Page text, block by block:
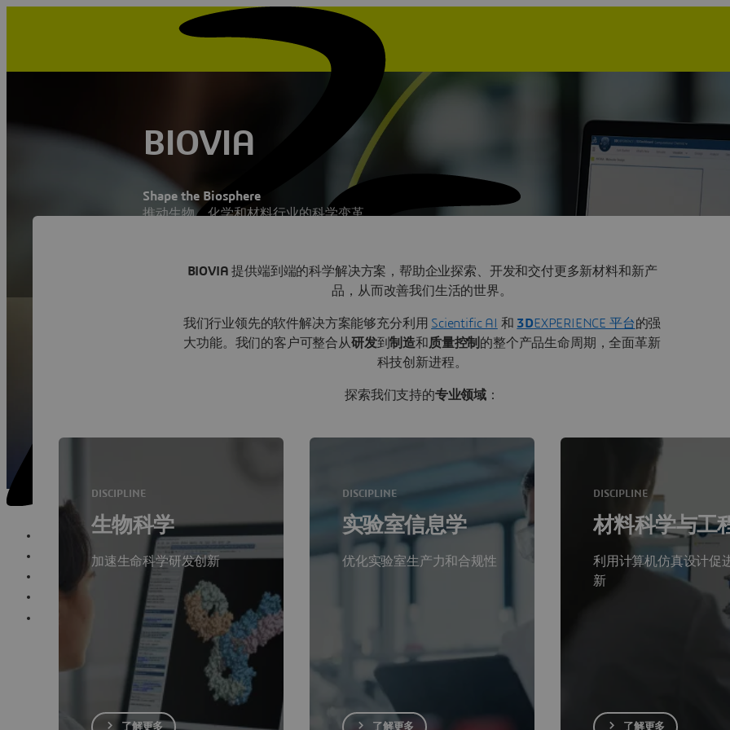
特色主题
产品组合
社区
BIOVIA
Shape the Biosphere
推动生物、化学和材料行业的科学变革
BIOVIA 提供端到端的科学解决方案，帮助企业探索、开发和交付更多新材料和新产
品，从而改善我们生活的世界。
我们行业领先的软件解决方案能够充分利用 Scientific AI 和 3DEXPERIENCE 平台的强
大功能。 我们的客户可整合从研发到制造和 质量控制 的整个产品生命周期，全面革新
科技创新进程。
探索我们支持的专业领域 ：
DISCIPLINE
生物科学
加速生命科学研发创新
了解更多
DISCIPLINE
实验室信息学
优化实验室生产力和合规性
了解更多
DISCIPLINE
材料科学与工
利用计算机仿真设计促
新
了解更多